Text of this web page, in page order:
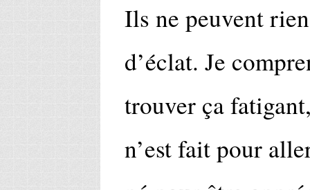
Ils ne peuvent
d’éclat. Je
trouver ça
n’est fait pour